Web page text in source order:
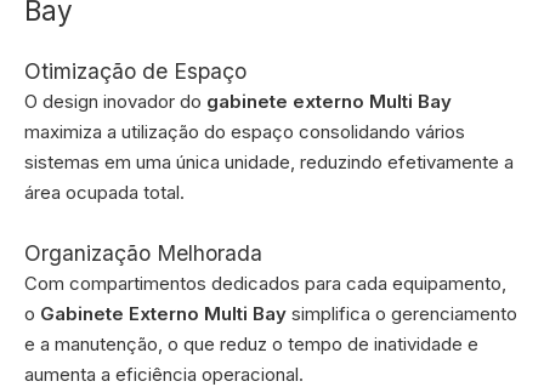
Bay
Otimização de Espaço
O design inovador do gabinete externo Multi Bay
maximiza a utilização do espaço consolidando vários
sistemas em uma única unidade, reduzindo efetivamente a
área ocupada total.
Organização Melhorada
Com compartimentos dedicados para cada equipamento,
o Gabinete Externo Multi Bay simplifica o gerenciamento
e a manutenção, o que reduz o tempo de inatividade e
aumenta a eficiência operacional.